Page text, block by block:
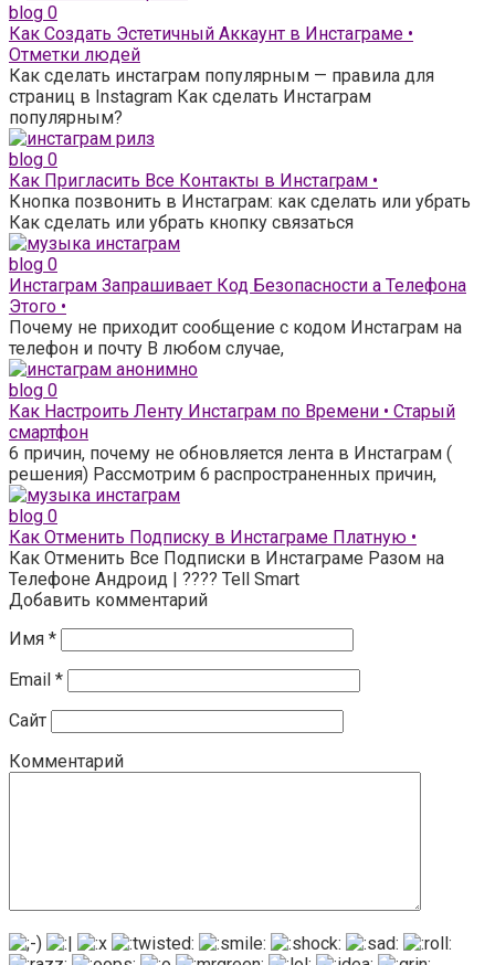
blog 0
Как Создать Эстетичный Аккаунт в Инстаграме •
Отметки людей
Как сделать инстаграм популярным — правила для
страниц в Instagram Как сделать Инстаграм
популярным?
blog 0
Как Пригласить Все Контакты в Инстаграм •
Кнопка позвонить в Инстаграм: как сделать или убрать
Как сделать или убрать кнопку связаться
blog 0
Инстаграм Запрашивает Код Безопасности а Телефона
Этого •
Почему не приходит сообщение с кодом Инстаграм на
телефон и почту В любом случае,
blog 0
Как Настроить Ленту Инстаграм по Времени • Старый
смартфон
6 причин, почему не обновляется лента в Инстаграм (
решения) Рассмотрим 6 распространенных причин,
blog 0
Как Отменить Подписку в Инстаграме Платную •
Как Отменить Все Подписки в Инстаграме Разом на
Телефоне Андроид | ???? Tell Smart
Добавить комментарий
Имя *
Email *
Сайт
Комментарий